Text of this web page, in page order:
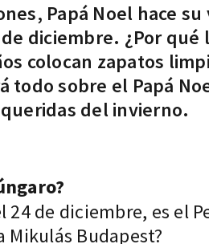
Papá Noel hace
diciembre. ¿Por
colocan zapatos
todo sobre el Papá
del invierno.
24 de diciembre, es el
Mikulás Budapest?